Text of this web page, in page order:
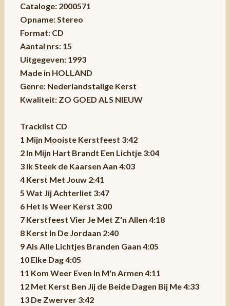
Cataloge: 2000571
Opname: Stereo
Format: CD
Aantal nrs: 15
Uitgegeven: 1993
Made in HOLLAND
Genre: Nederlandstalige Kerst
Kwaliteit: ZO GOED ALS NIEUW
Tracklist CD
1 Mijn Mooiste Kerstfeest 3:42
2 In Mijn Hart Brandt Een Lichtje 3:04
3 Ik Steek de Kaarsen Aan 4:03
4 Kerst Met Jouw 2:41
5 Wat Jij Achterliet 3:47
6 Het Is Weer Kerst 3:00
7 Kerstfeest Vier Je Met Z'n Allen 4:18
8 Kerst In De Jordaan 2:40
9 Als Alle Lichtjes Branden Gaan 4:05
10 Elke Dag 4:05
11 Kom Weer Even In M'n Armen 4:11
12 Met Kerst Ben Jij de Beide Dagen Bij Me 4:33
13 De Zwerver 3:42